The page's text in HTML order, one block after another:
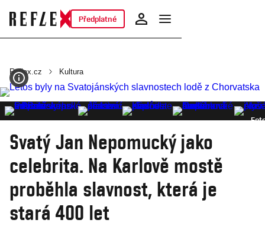
Předplatné
Reflex.cz Kultura
Svatý Jan Nepomucký jako
celebrita. Na Karlově mostě
proběhla slavnost, která je
stará 400 let